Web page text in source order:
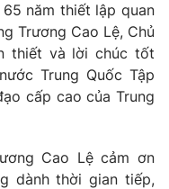
năm thiết lập quan
Trương Cao Lệ, Chủ
thiết và lời chúc tốt
Trung Quốc Tập
cấp cao của Trung
Cao Lệ cảm ơn
dành thời gian tiếp,